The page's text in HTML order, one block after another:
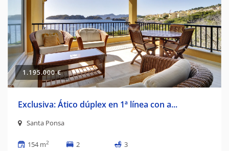
1.195.000 €
Exclusiva: Ático dúplex en 1ª línea con a...
Santa Ponsa
154 m2 2 3